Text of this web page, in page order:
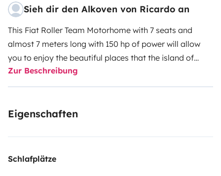
Sieh dir den Alkoven von Ricardo an
This Fiat Roller Team Motorhome with 7 seats and
almost 7 meters long with 150 hp of power will allow
you to enjoy the beautiful places that the island of
Mallorca offers us, with the possibility of traveling to
the Peninsula and other islands.
rack for 4. In our opinion it is ideal for four adults
comfortable beds with memory foam mattresses. It
Zur Beschreibung
Eigenschaften
Schlafplätze